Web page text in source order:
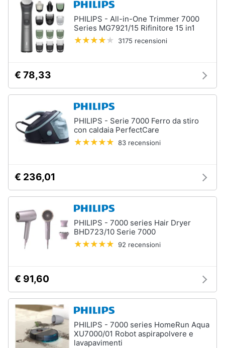
PHILIPS - All-in-One Trimmer 7000
Series MG7921/15 Rifinitore 15 in1
3175 recensioni
€ 78,33
PHILIPS - Serie 7000 Ferro da stiro
con caldaia PerfectCare
83 recensioni
€ 236,01
PHILIPS - 7000 series Hair Dryer
BHD723/10 Serie 7000
92 recensioni
€ 91,60
PHILIPS - 7000 series HomeRun Aqua
XU7000/01 Robot aspirapolvere e
lavapavimenti